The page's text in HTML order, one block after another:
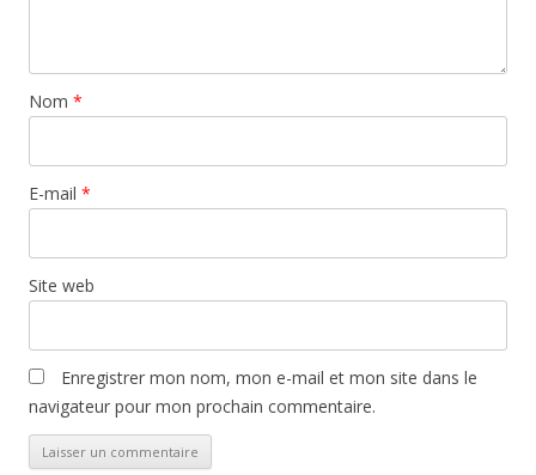
Nom *
E-mail *
Site web
Enregistrer mon nom, mon e-mail et mon site dans le
navigateur pour mon prochain commentaire.